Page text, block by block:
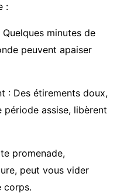
:
minutes de
peuvent apaiser
: Des étirements doux,
assise, libèrent
promenade,
peut vous vider
corps.